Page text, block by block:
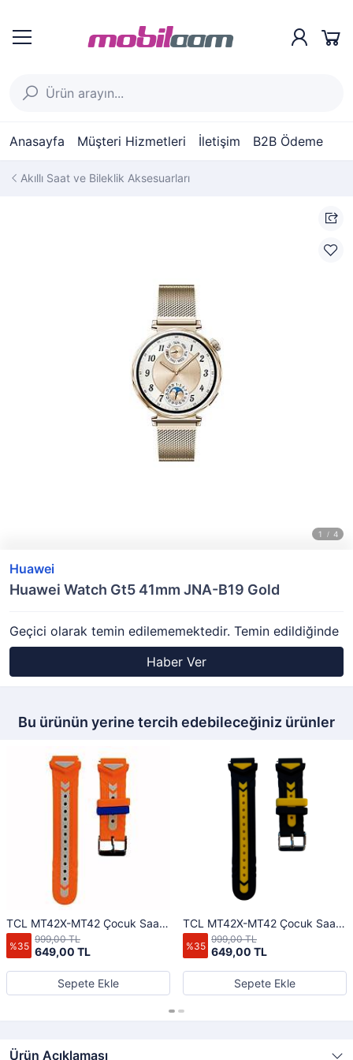
Anasayfa Müşteri Hizmetleri İletişim B2B Ödeme
Akıllı Saat ve Bileklik Aksesuarları
Huawei
Huawei Watch Gt5 41mm JNA-B19 Gold
Geçici olarak temin edilememektedir. Temin edildiğinde
Haber Ver
Bu ürünün yerine tercih edebileceğiniz ürünler
TCL MT42X-MT42 Çocuk Saati
Uyumlu Kordon Turuncu
%35 649,00 TL
999,00 TL
Sepete Ekle
TCL MT42X-MT42 Çocuk Saati
Uyumlu Kordon Sarı Siyah
%35 649,00 TL
999,00 TL
Sepete Ekle
Ürün Açıklaması